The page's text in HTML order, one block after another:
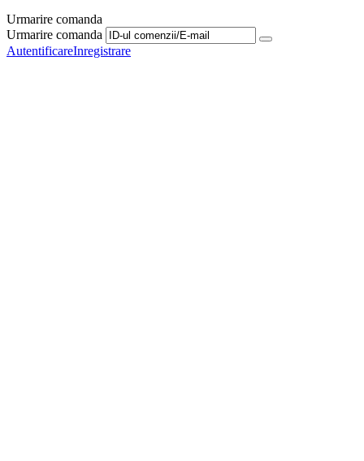
Urmarire comanda
Urmarire comanda
AutentificareInregistrare